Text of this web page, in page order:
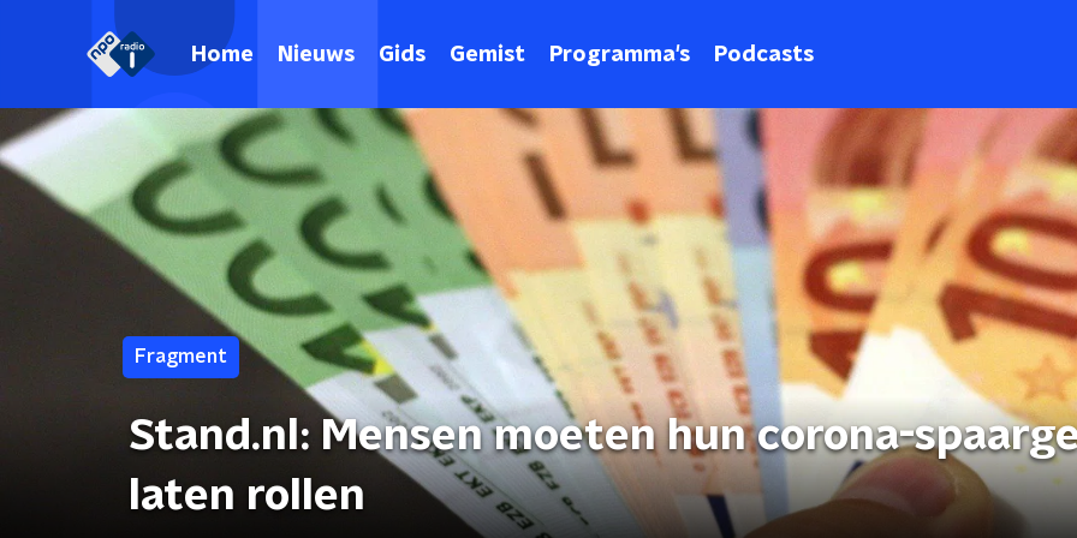
Home Nieuws Gids Gemist Programma's Podcasts
Fragment
Stand.nl: Mensen moeten hun corona-
laten rollen